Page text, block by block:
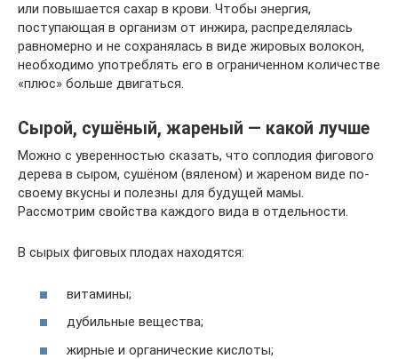
или повышается сахар в крови. Чтобы энергия,
поступающая в организм от инжира, распределялась
равномерно и не сохранялась в виде жировых волокон,
необходимо употреблять его в ограниченном количестве
«плюс» больше двигаться.
Сырой, сушёный, жареный — какой лучше
Можно с уверенностью сказать, что соплодия фигового
дерева в сыром, сушёном (вяленом) и жареном виде по-
своему вкусны и полезны для будущей мамы.
Рассмотрим свойства каждого вида в отдельности.
В сырых фиговых плодах находятся:
витамины;
дубильные вещества;
жирные и органические кислоты;